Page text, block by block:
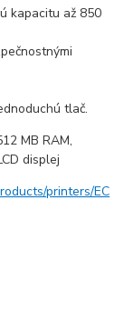
kapacitu až 850
tlač.
MB RAM,
displej
printers/EC